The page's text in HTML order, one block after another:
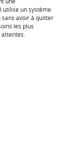
utilise un système
sans avoir à quitter
les plus
attentes.